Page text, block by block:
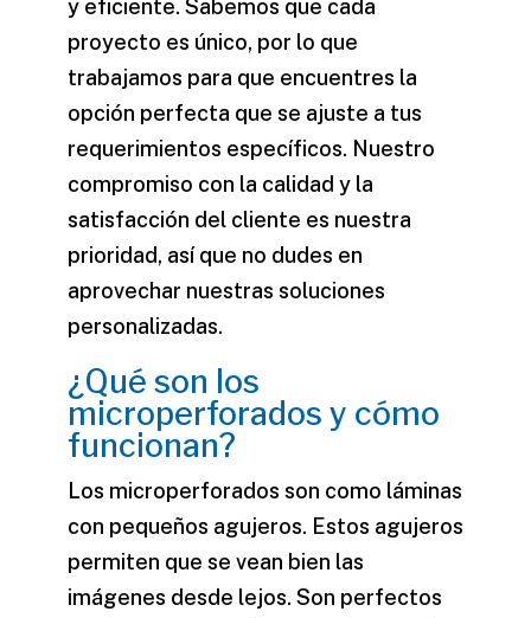
y eficiente. Sabemos que cada
proyecto es único, por lo que
trabajamos para que encuentres la
opción perfecta que se ajuste a tus
requerimientos específicos. Nuestro
compromiso con la calidad y la
satisfacción del cliente es nuestra
prioridad, así que no dudes en
aprovechar nuestras soluciones
personalizadas.
¿Qué son los
microperforados y cómo
funcionan?
Los microperforados son como láminas
con pequeños agujeros. Estos agujeros
permiten que se vean bien las
imágenes desde lejos. Son perfectos